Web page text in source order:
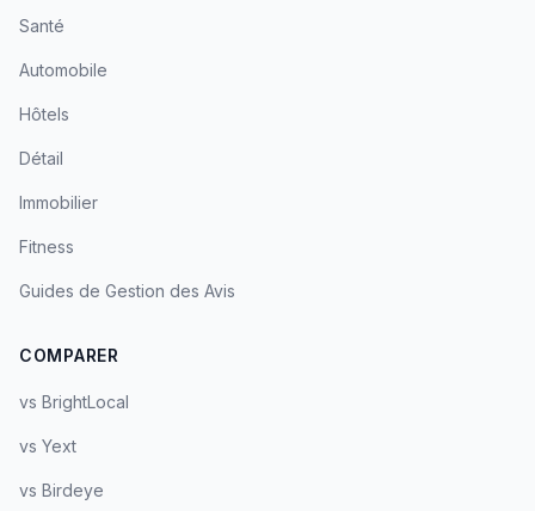
Santé
Automobile
Hôtels
Détail
Immobilier
Fitness
Guides de Gestion des Avis
COMPARER
vs BrightLocal
vs Yext
vs Birdeye